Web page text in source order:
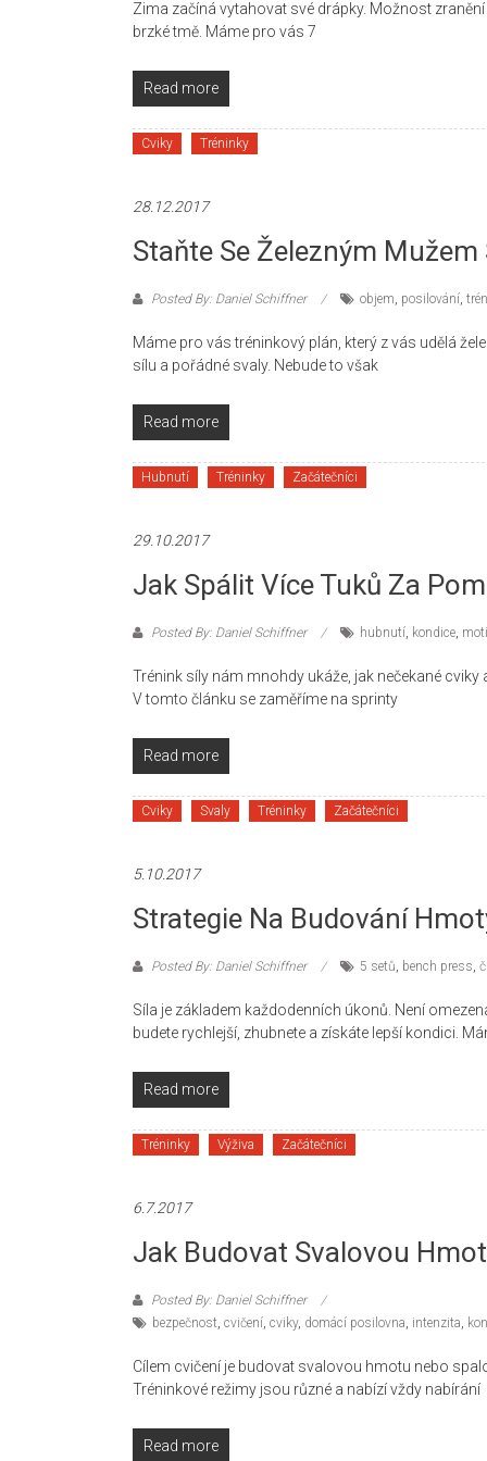
Zima začíná vytahovat své drápky. Možnost
brzké tmě. Máme pro vás 7
Read more
Cviky Tréninky
28.12.2017
Staňte Se Železným
Posted By: Daniel Schiffner objem, posilování,
Máme pro vás tréninkový plán, který z vás udělá
sílu a pořádné svaly. Nebude to však
Read more
Hubnutí Tréninky Začátečníci
29.10.2017
Jak Spálit Více Tuků Za
Posted By: Daniel Schiffner hubnutí, kondice,
Trénink síly nám mnohdy ukáže, jak nečekané
V tomto článku se zaměříme na sprinty
Read more
Cviky Svaly Tréninky Začátečníci
5.10.2017
Strategie Na Budování
Posted By: Daniel Schiffner 5 setů, bench press,
Síla je základem každodenních úkonů. Není
budete rychlejší, zhubnete a získáte lepší kondici.
Read more
Tréninky Výživa Začátečníci
6.7.2017
Jak Budovat Svalovou
Posted By: Daniel Schiffner
bezpečnost, cvičení, cviky, domácí posilovna, intenzita,
Cílem cvičení je budovat svalovou hmotu nebo
Tréninkové režimy jsou různé a nabízí vždy nabírání
Read more